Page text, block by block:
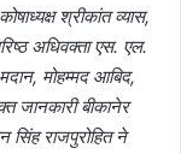
श्रीकांत व्यास,
अधिवक्ता एस. एल.
मदान, मोहम्मद आबिद,
जानकारी बीकानेर
सिंह राजपुरोहित ने